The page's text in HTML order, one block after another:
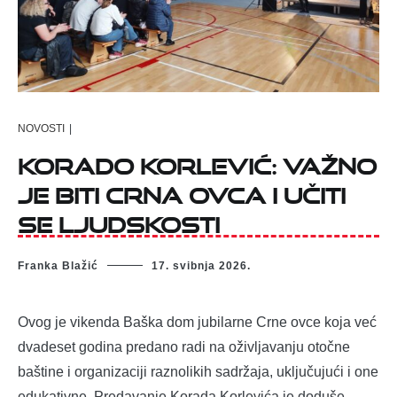
NOVOSTI |
Korado Korlević: Važno
je biti crna ovca i učiti
se ljudskosti
Franka Blažić 17. svibnja 2026.
Ovog je vikenda Baška dom jubilarne Crne ovce koja već
dvadeset godina predano radi na oživljavanju otočne
baštine i organizaciji raznolikih sadržaja, uključujući i one